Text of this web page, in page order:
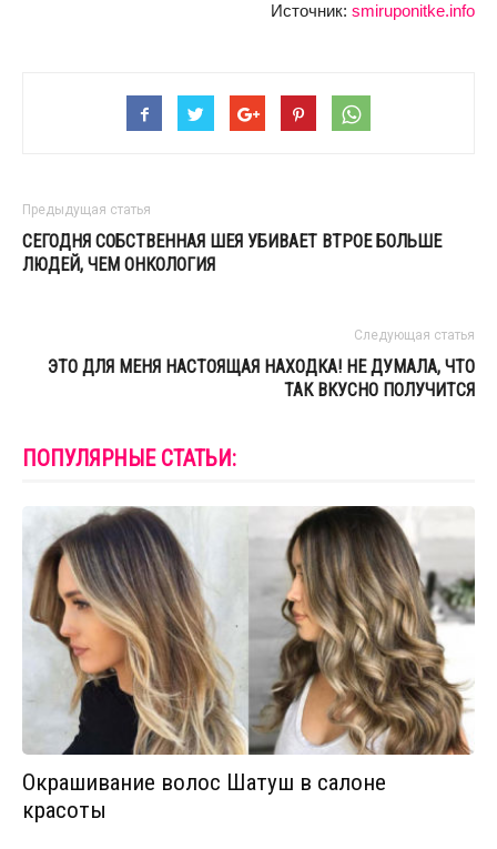
Источник: smiruponitke.info
Предыдущая статья
СЕГОДНЯ СОБСТВЕННАЯ ШЕЯ УБИВАЕТ ВТРОЕ БОЛЬШЕ
ЛЮДЕЙ, ЧЕМ ОНКОЛОГИЯ
Следующая статья
ЭТО ДЛЯ МЕНЯ НАСТОЯЩАЯ НАХОДКА! НЕ ДУМАЛА, ЧТО
ТАК ВКУСНО ПОЛУЧИТСЯ
ПОПУЛЯРНЫЕ СТАТЬИ:
Окрашивание волос Шатуш в салоне
красоты